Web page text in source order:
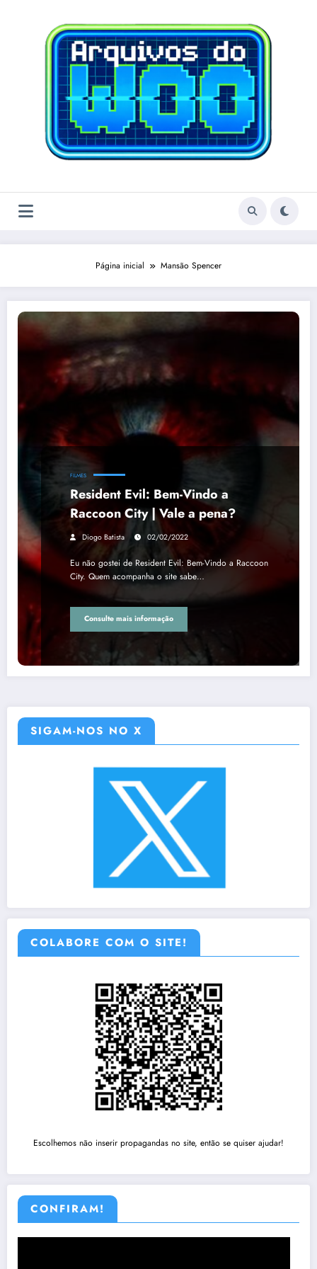
Página inicial Mansão Spencer
FILMES
Resident Evil: Bem-Vindo a
Raccoon City | Vale a pena?
Diogo Batista 02/02/2022
Eu não gostei de Resident Evil: Bem-Vindo a Raccoon
City. Quem acompanha o site sabe…
Consulte mais informação
SIGAM-NOS NO X
COLABORE COM O SITE!
Escolhemos não inserir propagandas no site, então se quiser ajudar!
CONFIRAM!